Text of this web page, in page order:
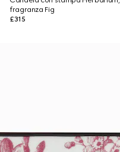
fragranza Fig
£315